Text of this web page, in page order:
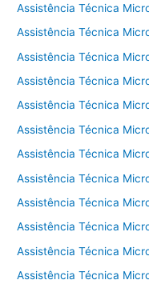
Assistência Técnica
Assistência Técnica
Assistência Técnica
Assistência Técnica
Assistência Técnica
Assistência Técnica
Assistência Técnica
Assistência Técnica
Assistência Técnica
Assistência Técnica
Assistência Técnica
Assistência Técnica